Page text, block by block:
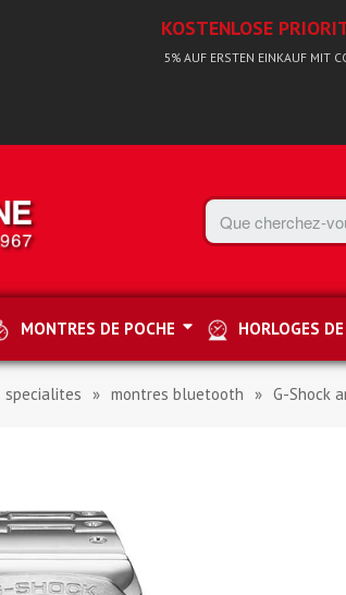
KOSTENLOSE
5% AUF ERSTEN EINKAUF MIT
MONTRES DE POCHE HORLOGES
specialites montres bluetooth G-Shock